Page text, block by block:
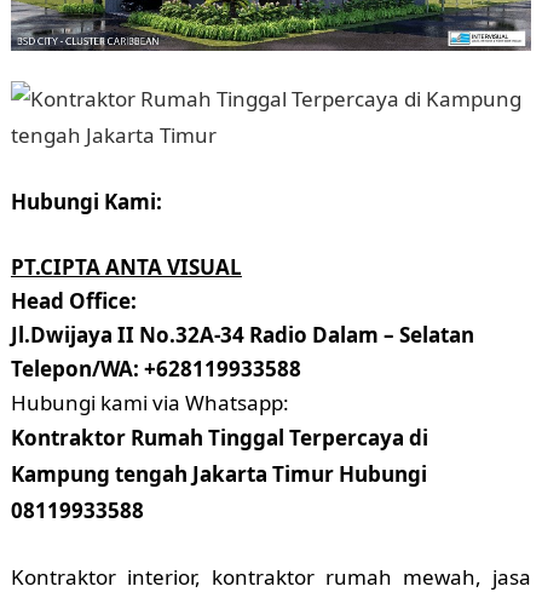
Hubungi Kami:
PT.CIPTA ANTA VISUAL
Head Office:
Jl.Dwijaya II No.32A-34 Radio Dalam – Selatan
Telepon/WA: +628119933588
Hubungi kami via Whatsapp:
Kontraktor Rumah Tinggal Terpercaya di
Kampung tengah Jakarta Timur Hubungi
08119933588
Kontraktor interior, kontraktor rumah mewah, jasa